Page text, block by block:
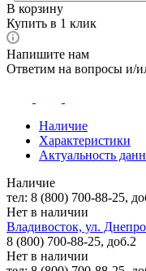
В корзину
Купить в 1 клик
Напишите нам
Ответим на вопросы и/
Наличие
Характеристики
Актуальность
Наличие
тел: 8 (800) 700-88-25,
Нет в наличии
Владивосток, ул.
8 (800) 700-88-25, доб.2
Нет в наличии